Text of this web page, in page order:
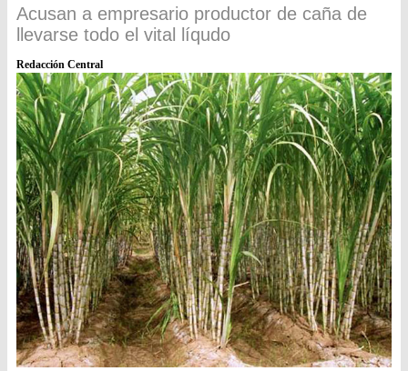
Acusan a empresario productor de caña de
llevarse todo el vital líqudo
Redacción Central